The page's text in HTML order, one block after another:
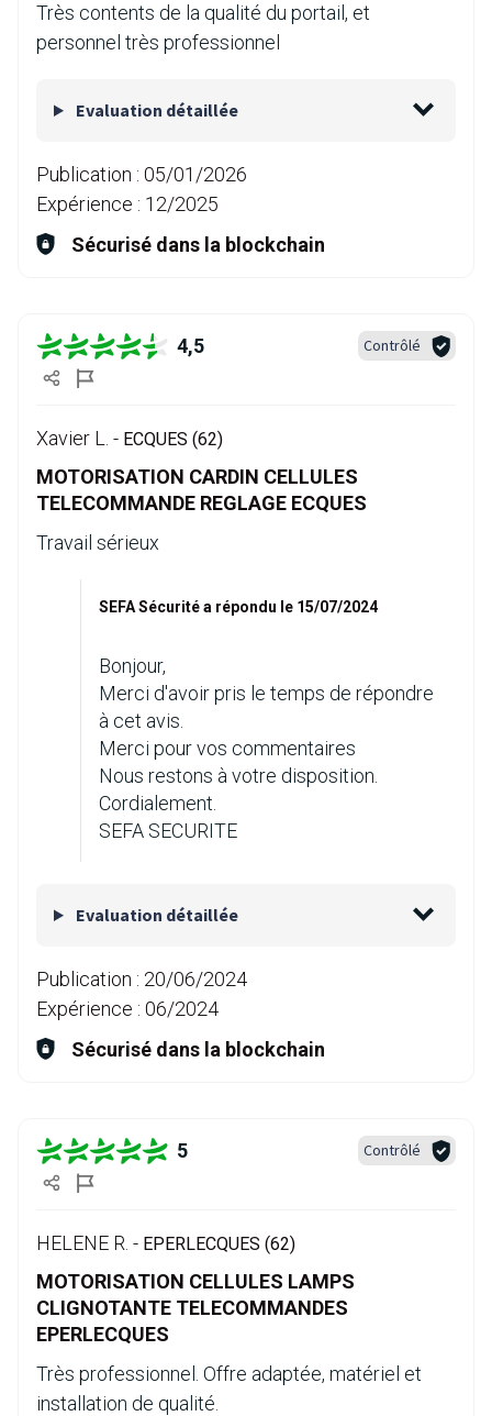
Très contents de la qualité du portail, et
personnel très professionnel
Evaluation détaillée
Publication : 05/01/2026
Expérience : 12/2025
Sécurisé dans la blockchain
4,5 Contrôlé
Xavier L. - ECQUES (62)
MOTORISATION CARDIN CELLULES
TELECOMMANDE REGLAGE ECQUES
Travail sérieux
SEFA Sécurité a répondu le 15/07/2024
Bonjour,
Merci d'avoir pris le temps de répondre
à cet avis.
Merci pour vos commentaires
Nous restons à votre disposition.
Cordialement.
SEFA SECURITE
Evaluation détaillée
Publication : 20/06/2024
Expérience : 06/2024
Sécurisé dans la blockchain
5 Contrôlé
HELENE R. - EPERLECQUES (62)
MOTORISATION CELLULES LAMPS
CLIGNOTANTE TELECOMMANDES
EPERLECQUES
Très professionnel. Offre adaptée, matériel et
installation de qualité.